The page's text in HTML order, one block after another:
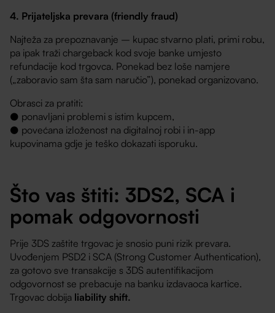
4. Prijateljska prevara (friendly fraud)
Najteža za prepoznavanje – kupac stvarno plati, primi robu,
pa ipak traži chargeback kod svoje banke umjesto
refundacije kod trgovca. Ponekad bez loše namjere
(„zaboravio sam šta sam naručio”), ponekad organizovano.
Obrasci za pratiti:
● ponavljani problemi s istim kupcem,
● povećana izloženost na digitalnoj robi i in-app
kupovinama gdje je teško dokazati isporuku.
Što vas štiti: 3DS2, SCA i
pomak odgovornosti
Prije 3DS zaštite trgovac je snosio puni rizik prevara.
Uvođenjem PSD2 i SCA (Strong Customer Authentication),
za gotovo sve transakcije s 3DS autentifikacijom
odgovornost se prebacuje na banku izdavaoca kartice.
Trgovac dobija liability shift.